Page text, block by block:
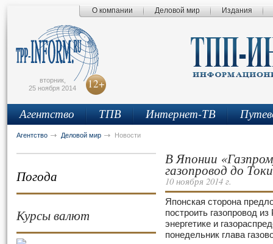
О компании Деловой мир Издания
вторник,
25 ноября 2014
12+
Агентство ТПВ Интернет-ТВ
Агентство Деловой мир Новости
Погода
Курсы валют
В Японии
газопровод до
10 ноября 2014 г.
Японская сторона
построить газопровод
энергетике и
понедельник глава